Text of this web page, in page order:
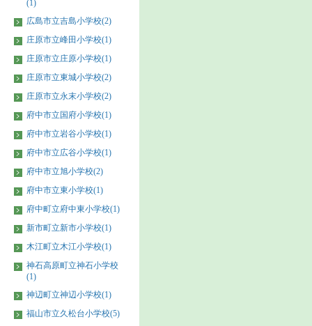
(1)
広島市立吉島小学校(2)
庄原市立峰田小学校(1)
庄原市立庄原小学校(1)
庄原市立東城小学校(2)
庄原市立永末小学校(2)
府中市立国府小学校(1)
府中市立岩谷小学校(1)
府中市立広谷小学校(1)
府中市立旭小学校(2)
府中市立東小学校(1)
府中町立府中東小学校(1)
新市町立新市小学校(1)
木江町立木江小学校(1)
神石高原町立神石小学校
(1)
神辺町立神辺小学校(1)
福山市立久松台小学校(5)